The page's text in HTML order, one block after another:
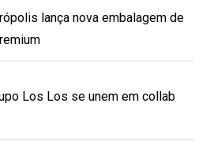
lança nova embalagem de
Los Los se unem em collab